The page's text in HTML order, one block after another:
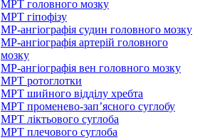
МРТ головного мозку
МРТ гіпофізу
МР-ангіографія судин головного мозку
МР-ангіографія артерій головного
мозку
МР-ангіографія вен головного мозку
МРТ ротоглотки
МРТ шийного відділу хребта
МРТ променево-зап’ясного суглобу
МРТ ліктьового суглоба
МРТ плечового суглоба